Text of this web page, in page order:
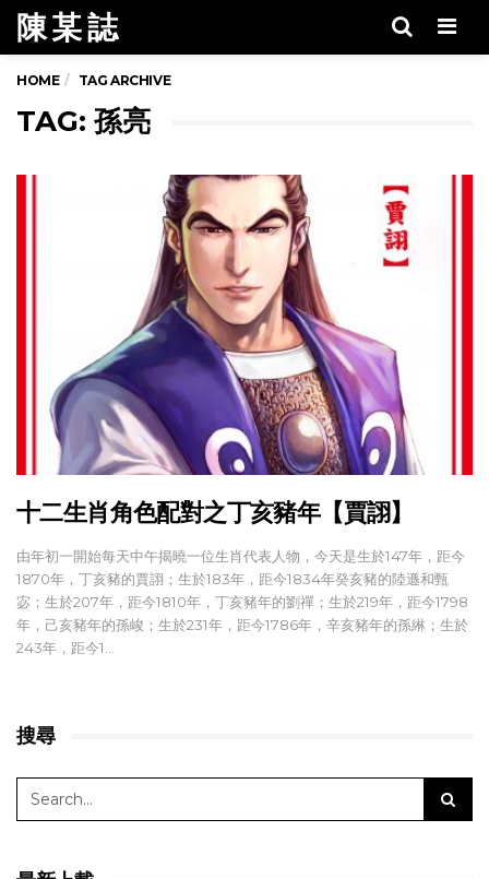
陳 某 誌
HOME TAG ARCHIVE
TAG: 孫亮
十二生肖角色配對之丁亥豬年【賈詡】
由年初一開始每天中午揭曉一位生肖代表人物，今天是生於147年，距今
1870年，丁亥豬的賈詡；生於183年，距今1834年癸亥豬的陸遜和甄
宓；生於207年，距今1810年，丁亥豬年的劉禪；生於219年，距今1798
年，己亥豬年的孫峻；生於231年，距今1786年，辛亥豬年的孫綝；生於
243年，距今1…
搜尋